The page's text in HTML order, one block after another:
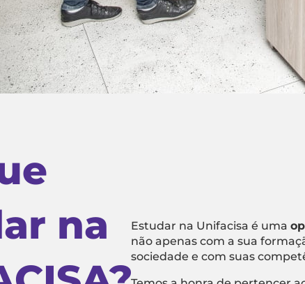
na
Estudar na Unifacisa é uma
não apenas com a sua
sociedade e com suas